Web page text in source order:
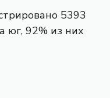
5393
юг, 92% из них